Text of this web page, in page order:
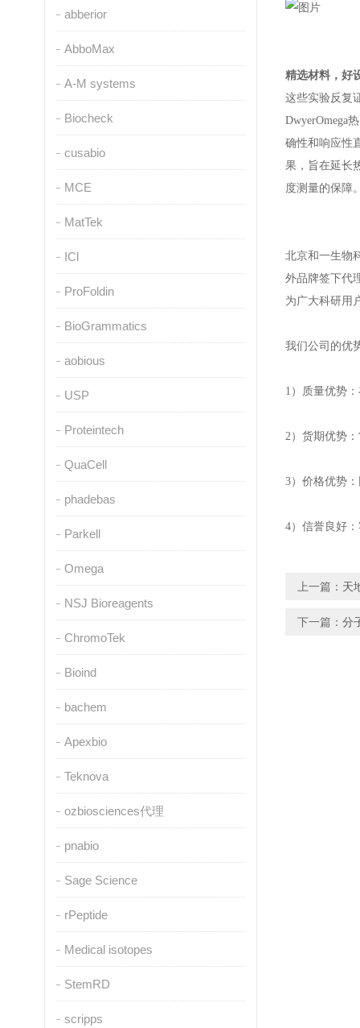
abberior
AbboMax
A-M systems
Biocheck
cusabio
MCE
MatTek
ICl
ProFoldin
BioGrammatics
aobious
USP
Proteintech
QuaCell
phadebas
Parkell
Omega
NSJ Bioreagents
ChromoTek
Bioind
bachem
Apexbio
Teknova
ozbiosciences代理
pnabio
Sage Science
rPeptide
Medical isotopes
StemRD
scripps
精选材料，好
这些实验反复
DwyerOmega
确性和响应性
果，旨在延长
度测量的保障
北京和一生物
外品牌签下代
为广大科研用
我们公司的优
1）质量优势
2）货期优势
3）价格优势
4）信誉良好
上一篇： 天
下一篇： 分